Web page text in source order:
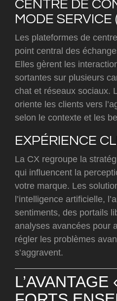
CENTRE DE
MODE SERVICE
Les plateformes de
point central des
Elles gèrent les
sortantes sur plusieurs
chat et réseaux sociaux.
oriente les clients vers
selon le contexte et les
EXPÉRIENCE
La CX regroupe la
qui influencent la
votre marque. Les
l’intelligence artificielle,
sentiments, des portails
analyses avancées pour
régler les problèmes
s’aggravent.
L’AVANTAGE